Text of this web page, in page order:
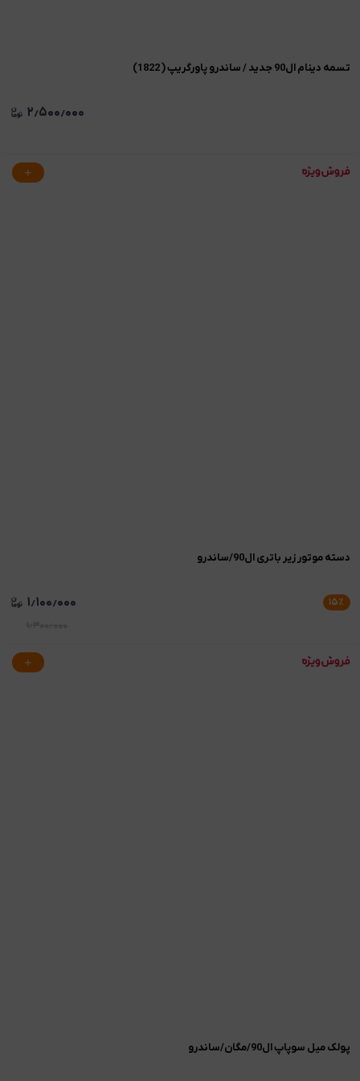
تسمه دینام ال90 جدید / ساندرو پاورگریپ ( 1822)
۲٫۵۰۰٫۰۰۰
دسته موتور زیر باتری ال90/ساندرو
۱۵٪ ۱٫۱۰۰٫۰۰۰
پولک میل سوپاپ ال90/مگان/ساندرو